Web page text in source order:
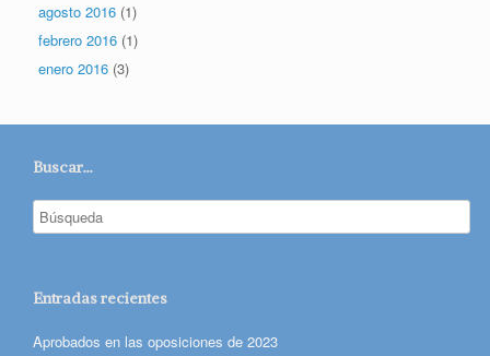
agosto 2016 (1)
febrero 2016 (1)
enero 2016 (3)
Buscar…
Entradas recientes
Aprobados en las oposiciones de 2023